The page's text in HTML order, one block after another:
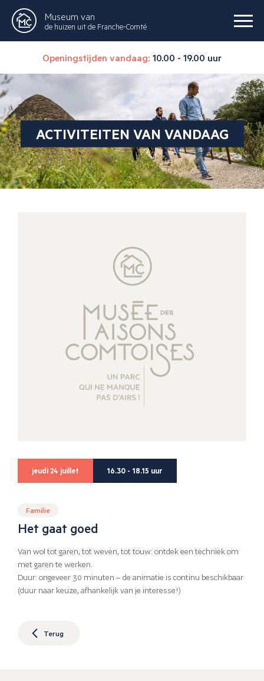
Museum van
de huizen uit de Franche-Comté
Openingstijden vandaag: 10.00 - 19.00 uur
ACTIVITEITEN VAN VANDAAG
jeudi 24 juillet 16.30 - 18.15 uur
Familie
Het gaat goed
Van wol tot garen, tot weven, tot touw: ontdek een techniek om
met garen te werken.
Duur: ongeveer 30 minuten – de animatie is continu beschikbaar
(duur naar keuze, afhankelijk van je interesse!)
Terug